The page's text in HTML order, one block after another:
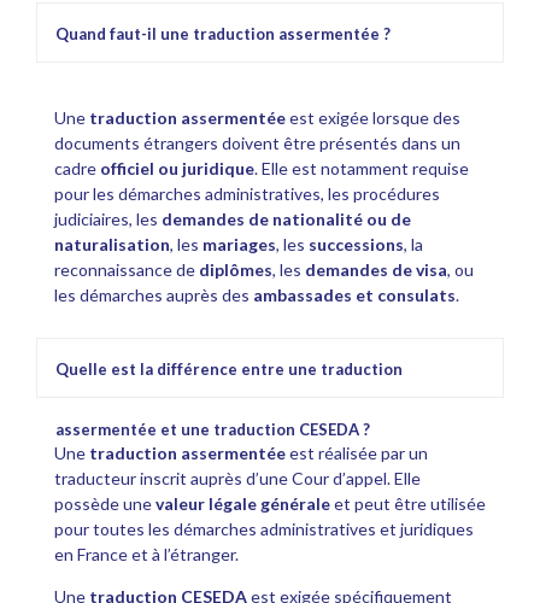
Quand faut-il une traduction assermentée ?
Une traduction assermentéeest exigée lorsque des
documents étrangers doivent être présentés dans un
cadre officiel ou juridique. Elle est notamment requise
pour les démarches administratives, les procédures
judiciaires, les demandes de nationalité ou de
naturalisation, les mariages, les successions, la
reconnaissance de diplômes, les demandes de visa, ou
les démarches auprès des ambassades et consulats.
Quelle est la différence entre une traduction
assermentée et une traduction CESEDA ?
Une traduction assermentéeest réalisée par un
traducteur inscrit auprès d’une Cour d’appel. Elle
possède unevaleur légale généraleet peut être utilisée
pour toutes les démarches administratives et juridiques
en France et à l’étranger.
Une traduction CESEDAest exigée spécifiquement